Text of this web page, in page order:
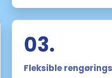
03.
Fleksible